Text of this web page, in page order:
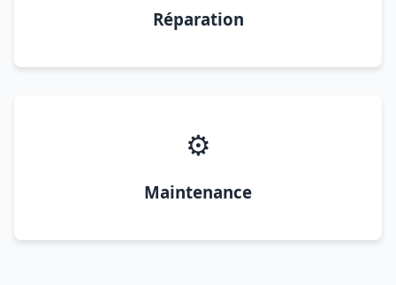
Réparation
⚙️
Maintenance